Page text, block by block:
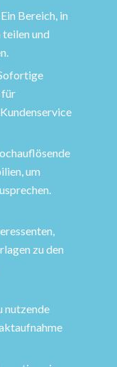
Ein Bereich, in
und
für
um
zu den
nutzende